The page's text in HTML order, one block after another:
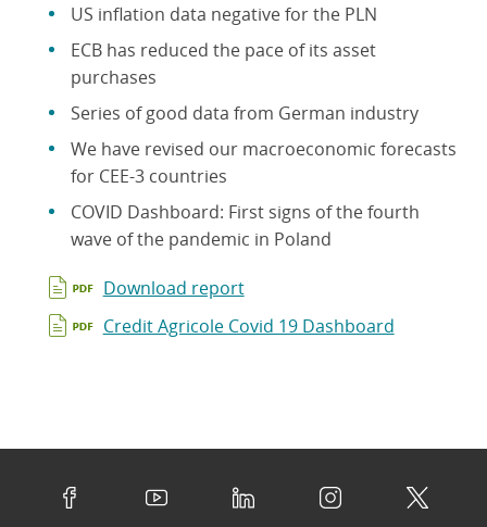
US inflation data negative for the PLN
ECB has reduced the pace of its asset
purchases
Series of good data from German industry
We have revised our macroeconomic forecasts
for CEE-3 countries
COVID Dashboard: First signs of the fourth
wave of the pandemic in Poland
Download report
Credit Agricole Covid 19 Dashboard